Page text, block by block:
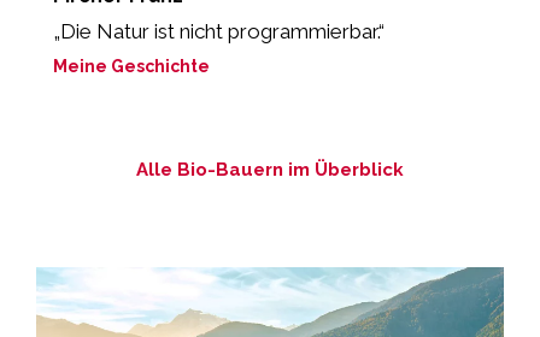
„Die Natur ist nicht programmierbar.“
Meine Geschichte
Alle Bio-Bauern im Überblick